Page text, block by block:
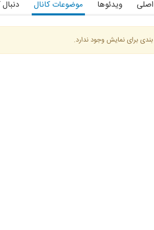
ویدئوها موضوعات کانال
برای نمایش وجود ندارد.